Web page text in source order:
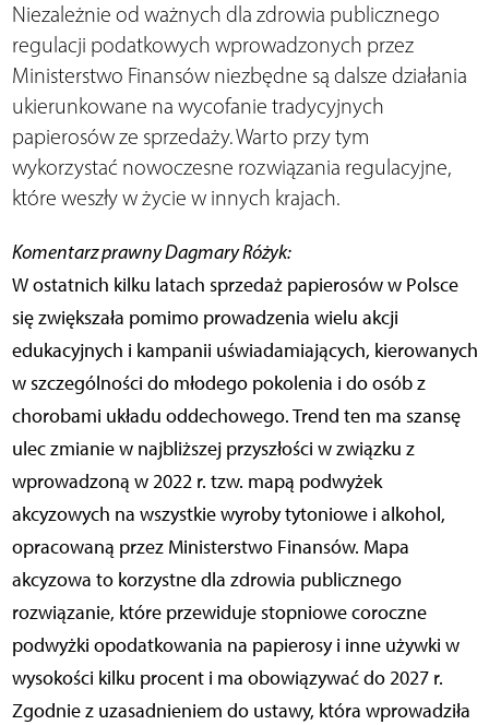
Niezależnie od ważnych dla zdrowia publicznego
regulacji podatkowych wprowadzonych przez
Ministerstwo Finansów niezbędne są dalsze działania
ukierunkowane na wycofanie tradycyjnych
papierosów ze sprzedaży. Warto przy tym
wykorzystać nowoczesne rozwiązania regulacyjne,
które weszły w życie w innych krajach.
Komentarz prawny Dagmary Różyk:
W ostatnich kilku latach sprzedaż papierosów w Polsce
się zwiększała pomimo prowadzenia wielu akcji
edukacyjnych i kampanii uświadamiających, kierowanych
w szczególności do młodego pokolenia i do osób z
chorobami układu oddechowego. Trend ten ma szansę
ulec zmianie w najbliższej przyszłości w związku z
wprowadzoną w 2022 r. tzw. mapą podwyżek
akcyzowych na wszystkie wyroby tytoniowe i alkohol,
opracowaną przez Ministerstwo Finansów. Mapa
akcyzowa to korzystne dla zdrowia publicznego
rozwiązanie, które przewiduje stopniowe coroczne
podwyżki opodatkowania na papierosy i inne używki w
wysokości kilku procent i ma obowiązywać do 2027 r.
Zgodnie z uzasadnieniem do ustawy, która wprowadziła